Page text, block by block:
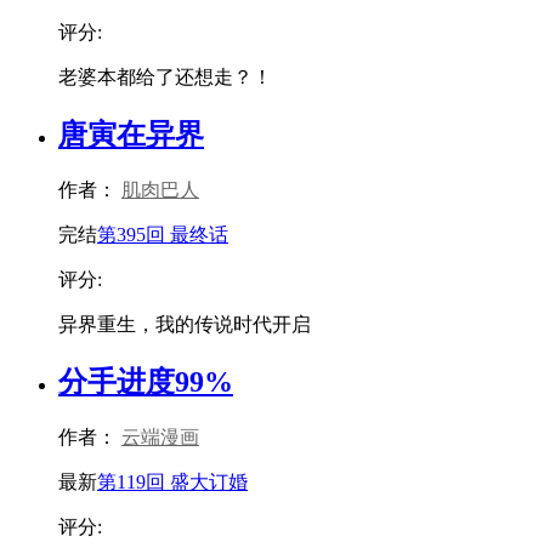
评分:
老婆本都给了还想走？！
唐寅在异界
作者： 肌肉巴人
完结第395回 最终话
评分:
异界重生，我的传说时代开启
分手进度99%
作者： 云端漫画
最新第119回 盛大订婚
评分: